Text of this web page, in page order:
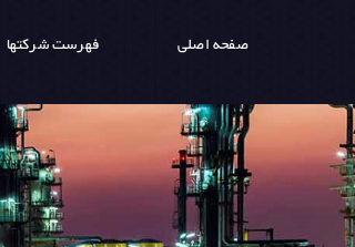
صفحه اصلی فهرست شرکتها